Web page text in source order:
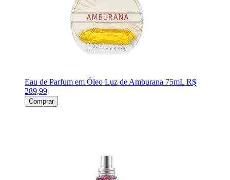
Eau de Parfum em Óleo Luz de Amburana 75mL R$
289,99
Comprar